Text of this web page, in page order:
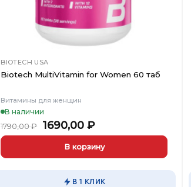
BIOTECH USA
Biotech MultiVitamin for Women 60 таб
Витамины для женщин
В наличии
1790,00₽
Первоначальная
цена
составляла
1790,00 ₽.
1690,00₽Текущая
цена:
1690,00 ₽.
В корзину
В 1 КЛИК